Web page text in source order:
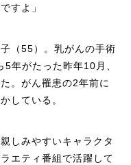
すよ」
（55）。乳がんの手術
年がたった昨年10月、
。がん罹患の2年前に
している。
しみやすいキャラクタ
エティ番組で活躍して